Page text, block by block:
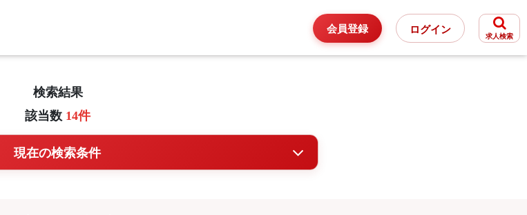
会員登録 ログイン
求人検索
検索結果
該当数 14件
現在の検索条件